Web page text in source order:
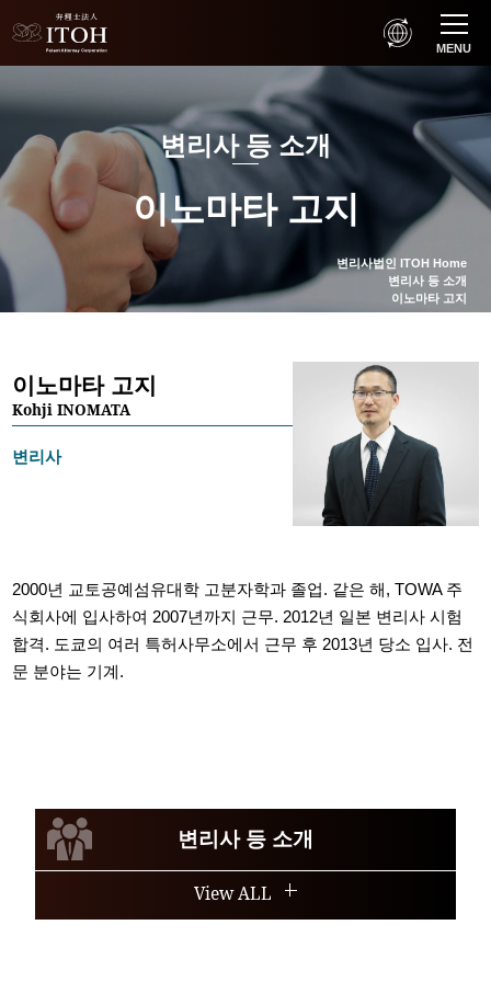
MENU
이노마타 고지
변리사 등 소개
변리사법인 ITOH Home
변리사 등 소개
이노마타 고지
이노마타 고지
Kohji INOMATA
변리사
2000년 교토공예섬유대학 고분자학과 졸업. 같은 해, TOWA 주
식회사에 입사하여 2007년까지 근무. 2012년 일본 변리사 시험
합격. 도쿄의 여러 특허사무소에서 근무 후 2013년 당소 입사. 전
문 분야는 기계.
변리사 등 소개
View ALL